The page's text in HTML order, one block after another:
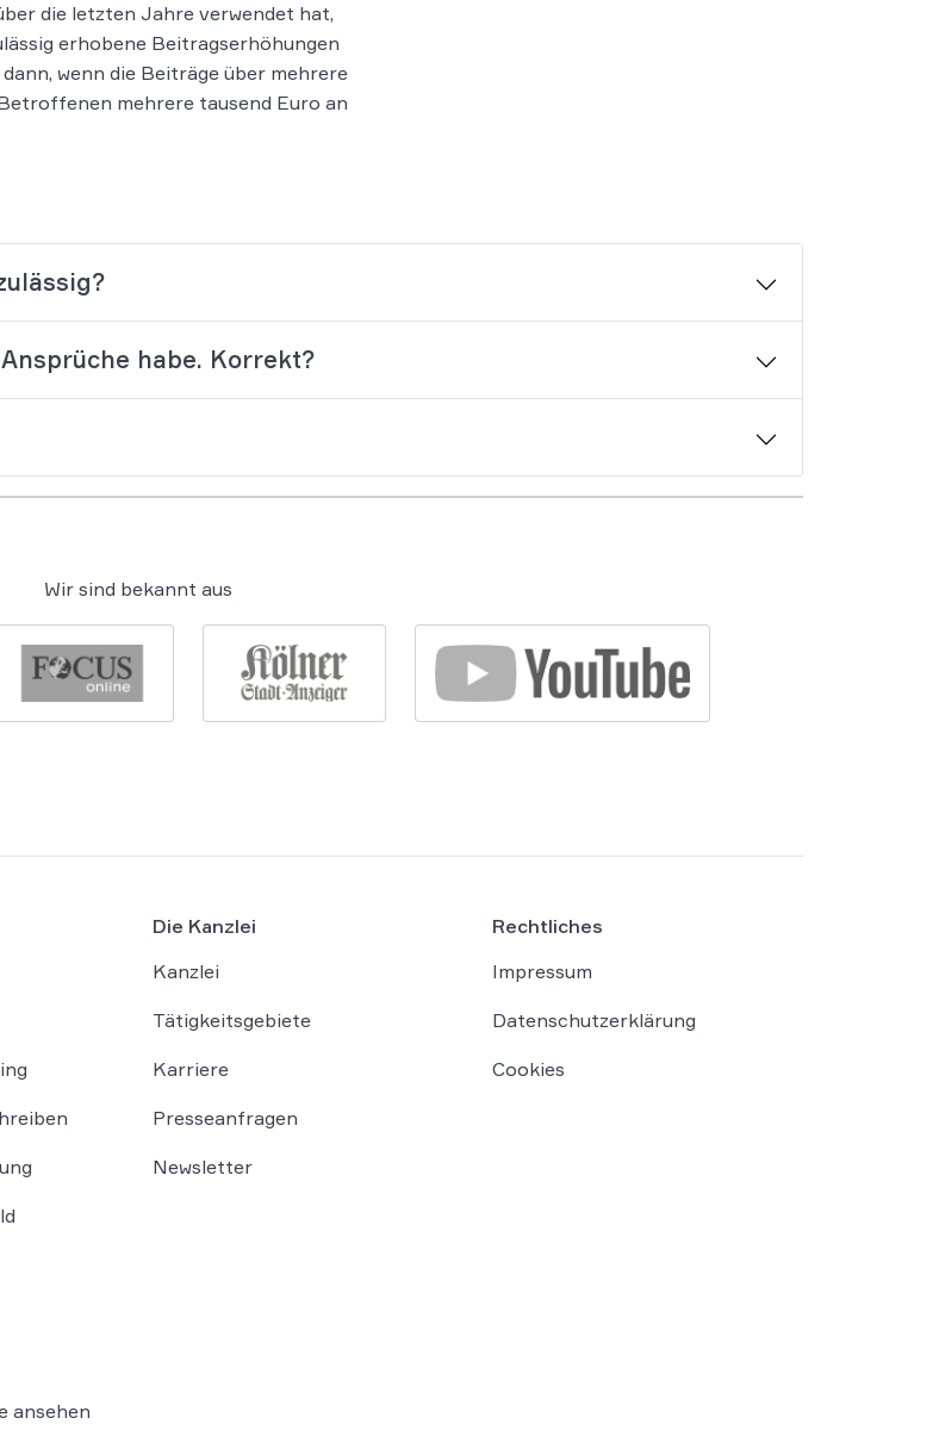
die letzten Jahre verwendet hat,
erhobene Beitragserhöhungen
wenn die Beiträge über mehrere
mehrere tausend Euro an
habe. Korrekt?
Wir sind bekannt aus
ansehen
Die Kanzlei
Kanzlei
Tätigkeitsgebiete
Karriere
Presseanfragen
Newsletter
Rechtliches
Impressum
Datenschutzerklärung
Cookies